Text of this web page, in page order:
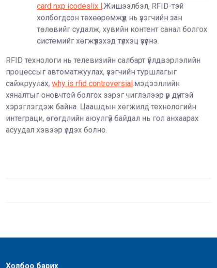
card nxp icodeslix l.Жишээлбэл, RFID-тэй
холбогдсон төхөөрөмжүүд нь үзэгчийн зан
төлөвийг судалж, хувийн контент санал болгох
системийг хөгжүүлэхэд түлхэц үзүүлнэ.
RFID технологи нь телевизийн салбарт үйлдвэрлэлийн
процессыг автоматжуулах, үзэгчийн туршлагыг
сайжруулах, why is rfid controversial.мэдээллийн
хяналтыг оновчтой болгох зэрэг чиглэлээр үр дүнтэй
хэрэглэгдэж байна. Цаашдын хөгжилд технологийн
интеграци, өгөгдлийн аюулгүй байдал нь гол анхаарах
асуудал хэвээр үлдэх болно.
Холбоо барих